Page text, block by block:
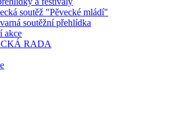
soutěž "Pěvecké mládí"
soutěžní přehlídka
akce
RADA